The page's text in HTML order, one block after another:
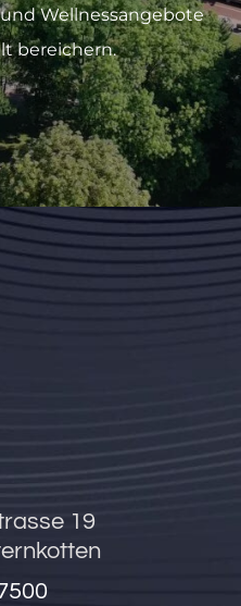
Wellnessangebote
bereichern.
19